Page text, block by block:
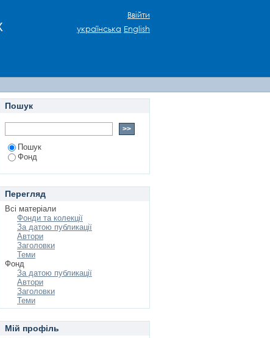
Ввійти
українська English
Пошук
Пошук
Фонд
Перегляд
Всі матеріали
Фонди та колекції
За датою публикації
Автори
Заголовки
Теми
Фонд
За датою публикації
Автори
Заголовки
Теми
Мій профіль